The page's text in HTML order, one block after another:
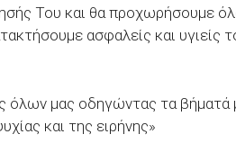
Του και θα προχωρήσουμε
ασφαλείς και υγιείς
μας οδηγώντας τα βήματά
και της ειρήνης»